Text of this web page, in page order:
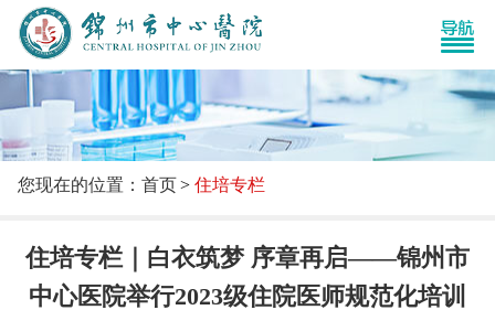
您现在的位置：首页 住培专栏
住培专栏｜白衣筑梦 序章再启——锦州市
中心医院举行2023级住院医师规范化培训